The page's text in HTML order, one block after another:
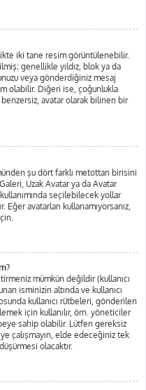
iki tane resim görüntülenebilir.
genellikle yıldız, blok ya da
veya gönderdiğiniz mesaj
olabilir. Diğeri ise, çoğunlukla
avatar olarak bilinen bir
şu dört farklı metottan birisini
Uzak Avatar ya da Avatar
seçilebilecek yollar
avatarları kullanamıyorsanız,
mümkün değildir (kullanıcı
isminizin altında ve kullanıcı
kullanıcı rütbeleri, gönderilen
için kullanılır, örn. yöneticiler
sahip olabilir. Lütfen gereksiz
çalışmayın, elde edeceğiniz tek
olacaktır.